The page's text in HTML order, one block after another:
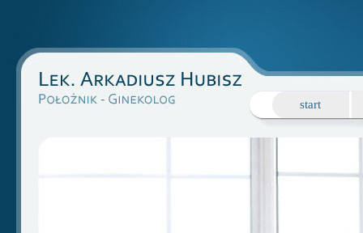
start